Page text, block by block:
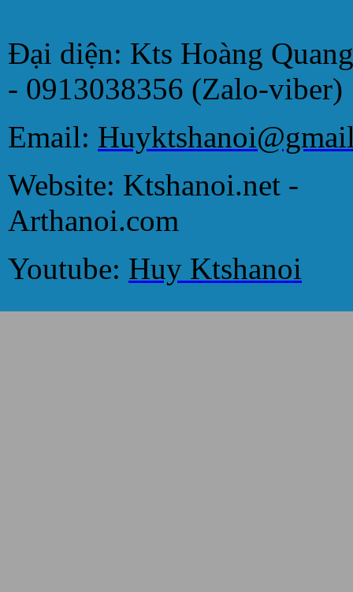
Đại diện: Kts Hoàng
- 0913038356 (Zalo-viber)
Email:
Website: Ktshanoi.net -
Arthanoi.com
Youtube: Huy Ktshanoi